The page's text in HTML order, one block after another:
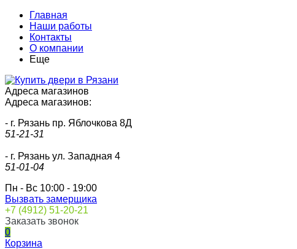
Главная
Наши работы
Контакты
О компании
Еще
Адреса магазинов
Адреса магазинов:
- г. Рязань пр. Яблочкова 8Д
51-21-31
- г. Рязань ул. Западная 4
51-01-04
Пн - Вс 10:00 - 19:00
Вызвать замерщика
+7 (4912) 51-20-21
Заказать звонок
0
Корзина